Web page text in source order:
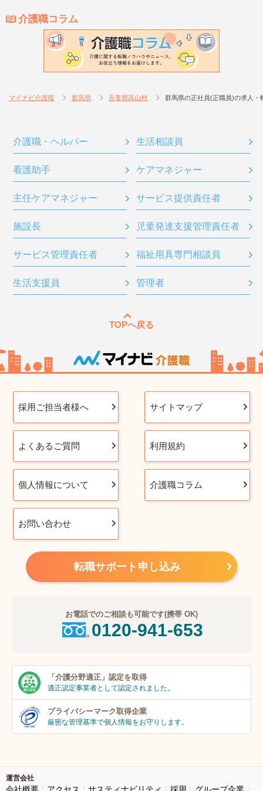
介護職コラム
マイナビ介護職 群馬県 吾妻郡高山村 群馬県の正社員(正職員)の求人・
介護職・ヘルパー 生活相談員
看護助手 ケアマネジャー
主任ケアマネジャー サービス提供責任者
施設長 児童発達支援管理責任者
サービス管理責任者 福祉用具専門相談員
生活支援員 管理者
TOPへ戻る
採用ご担当者様へ サイトマップ
よくあるご質問 利用規約
個人情報について 介護職コラム
お問い合わせ
転職サポート申し込み
お電話でのご相談も可能です(携帯 OK)
0120-941-653
「介護分野適正」 認定を取得
適正認定事業者として認定されました。
プライバシーマーク取得企業
厳密な管理基準で個人情報をお守りします。
運営会社